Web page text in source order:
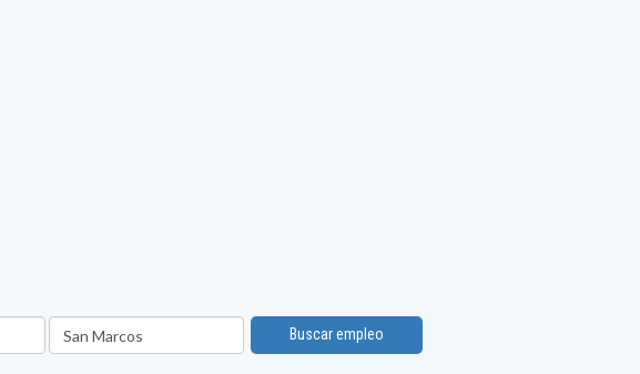
Ubicación
Buscar empleo